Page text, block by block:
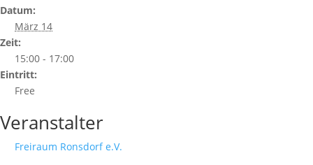
Datum:
März 14
Zeit:
15:00 - 17:00
Eintritt:
Free
Veranstalter
Freiraum Ronsdorf e.V.